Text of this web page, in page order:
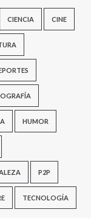
CIENCIA CINE
HUMOR
P2P
TECNOLOGÍA